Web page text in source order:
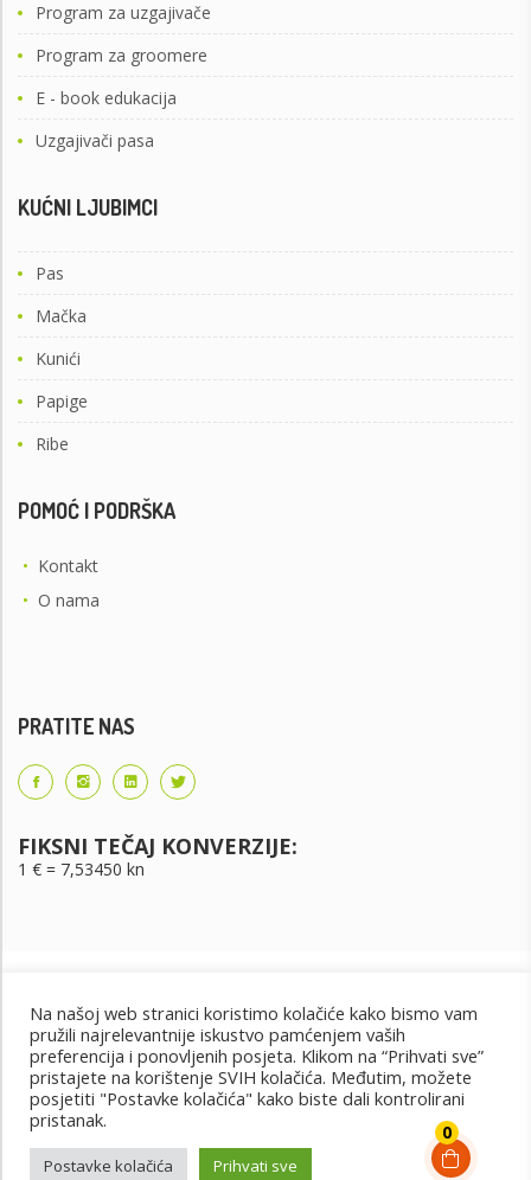
0
Program za uzgajivače
Program za groomere
E - book edukacija
Uzgajivači pasa
KUĆNI LJUBIMCI
Pas
Mačka
Kunići
Papige
Ribe
POMOĆ I PODRŠKA
• Kontakt
• O nama
PRATITE NAS
FIKSNI TEČAJ KONVERZIJE:
1 € = 7,53450 kn
Uvjeti korištenja Uvjeti kupnje
Cjenik oglašavanja
@2022 - Design by: PET PORTAL
Na našoj web stranici koristimo kolačiće kako bismo vam
pružili najrelevantnije iskustvo pamćenjem vaših
preferencija i ponovljenih posjeta. Klikom na “Prihvati sve”
pristajete na korištenje SVIH kolačića. Međutim, možete
posjetiti "Postavke kolačića" kako biste dali kontrolirani
pristanak.
Postavke kolačića Prihvati sve